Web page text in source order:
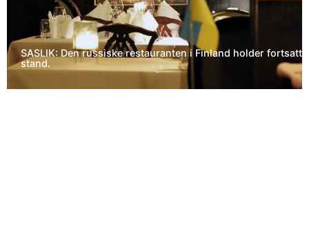
SASLIK: Den russiske restauranten i Finland holder fortsatt
stand.